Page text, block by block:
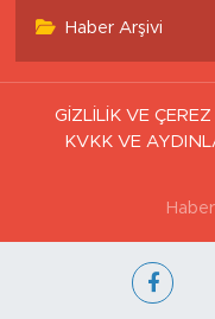
Haber Arşivi
GİZLİLİK VE ÇEREZ
KVKK VE
Haber